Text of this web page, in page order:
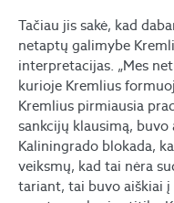
Tačiau jis sakė, kad
netaptų galimybe
interpretacijas. „Mes
kurioje Kremlius
Kremlius pirmiausia
sankcijų klausimą,
Kaliningrado blokada,
veiksmų, kad tai nėra
tariant, tai buvo aiškiai